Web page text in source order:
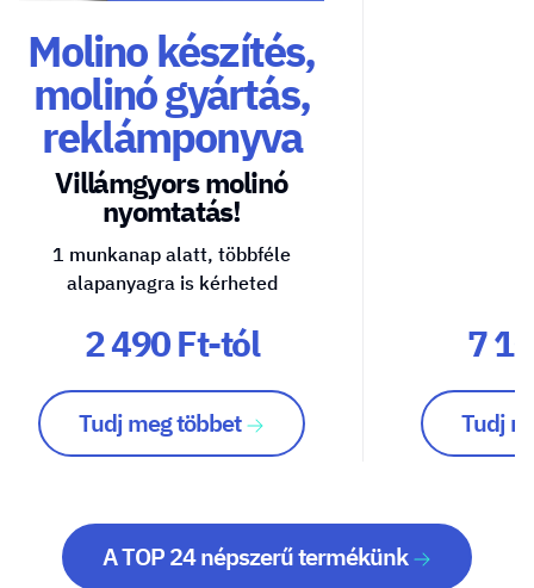
Molino készítés,
molinó gyártás,
reklámponyva
Villámgyors molinó
nyomtatás!
1 munkanap alatt, többféle
alapanyagra is kérheted
2 490 Ft-tól
Tudj meg többet
7
Tudj
A TOP 24 népszerű termékünk